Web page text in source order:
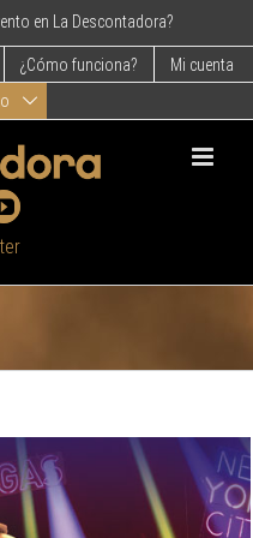
en La Descontadora?
¿Cómo funciona?
Mi cuenta